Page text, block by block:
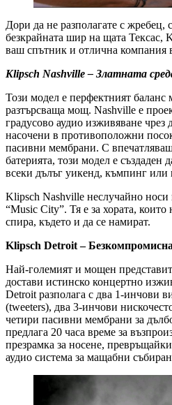
Дори да не разполагате с жребец,
безкрайната шир на щата Тексас,
ваш спътник и отлична компания
Klipsch Nashville – Златната
Този модел е перфектният баланс
разтърсваща мощ. Nashville е
градусово аудио изживяване чрез
насочени в противоположни
пасивни мембрани. С
батерията, този модел е създаден
всеки дълъг уикенд, къмпинг или
Klipsch Nashville неслучайно носи
“Music City”. Тя е за хората, които
спира, където и да се намират.
Klipsch Detroit –
Най-големият и мощен
достави истинско концертно
Detroit разполага с два 1-инчови
(tweeters), два 3-инчови
четири пасивни мембрани за
предлага 20 часа време за
презрамка за носене,
аудио система за мащабни